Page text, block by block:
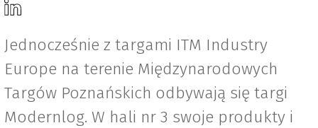
Jednocześnie z targami ITM Industry
Europe na terenie Międzynarodowych
Targów Poznańskich odbywają się targi
Modernlog. W hali nr 3 swoje produkty i